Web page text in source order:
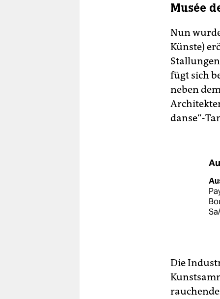
Musée
Nun
Künste)
fügt sich
neben
danse“-
Die